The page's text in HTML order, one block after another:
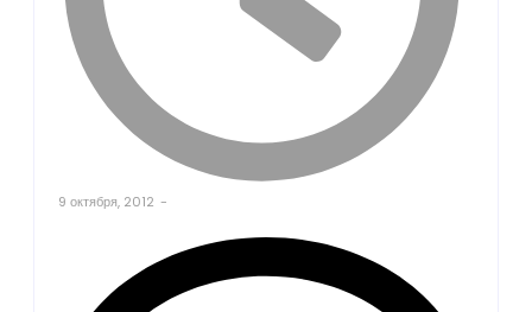
9 октября, 2012 -